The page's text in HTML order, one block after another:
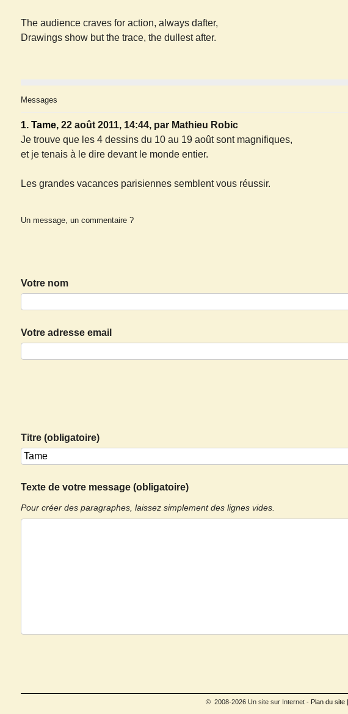
The audience craves for action, always dafter,
Drawings show but the trace, the dullest after.
Messages
1. Tame, 22 août 2011, 14:44, par Mathieu Robic
Je trouve que les 4 dessins du 10 au 19 août sont magnifiques,
et je tenais à le dire devant le monde entier.
Les grandes vacances parisiennes semblent vous réussir.
Un message, un commentaire ?
Votre nom
Votre adresse email
Titre (obligatoire)
Texte de votre message (obligatoire)
Pour créer des paragraphes, laissez simplement des lignes vides.
© 2008-2026 Un site sur Internet - Plan du site